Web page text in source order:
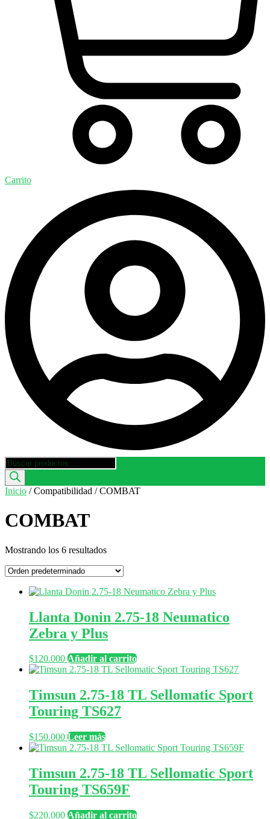
Carrito
Búsqueda
de
productos
Inicio / Compatibilidad / COMBAT
COMBAT
Mostrando los 6 resultados
Llanta Donin 2.75-18 Neumatico
Zebra y Plus
$120.000 Añadir al carrito
Timsun 2.75-18 TL Sellomatic Sport
Touring TS627
$150.000 Leer más
Timsun 2.75-18 TL Sellomatic Sport
Touring TS659F
$220.000 Añadir al carrito